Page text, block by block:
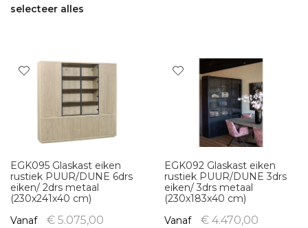
selecteer alles
EGK095 Glaskast eiken
rustiek PUUR/DUNE 6drs
eiken/ 2drs metaal
(230x241x40 cm)
Vanaf
€ 5.075,00
EGK092 Glaskast eiken
rustiek PUUR/DUNE 3drs
eiken/ 3drs metaal
(230x183x40 cm)
Vanaf
€ 4.470,00